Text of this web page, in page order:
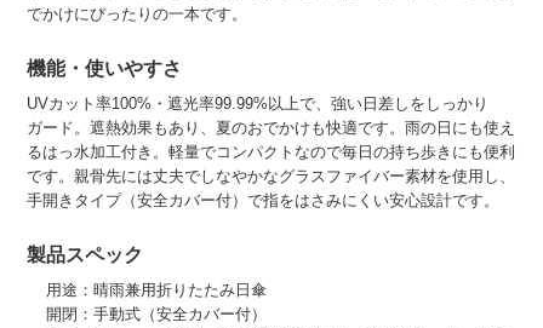
でかけにぴったりの一本です。
機能・使いやすさ
UVカット率100%・遮光率99.99%以上で、強い日差しをしっかり
ガード。遮熱効果もあり、夏のおでかけも快適です。雨の日にも使え
るはっ水加工付き。軽量でコンパクトなので毎日の持ち歩きにも便利
です。親骨先には丈夫でしなやかなグラスファイバー素材を使用し、
手開きタイプ（安全カバー付）で指をはさみにくい安心設計です。
製品スペック
用途：晴雨兼用折りたたみ日傘
開閉：手動式（安全カバー付）